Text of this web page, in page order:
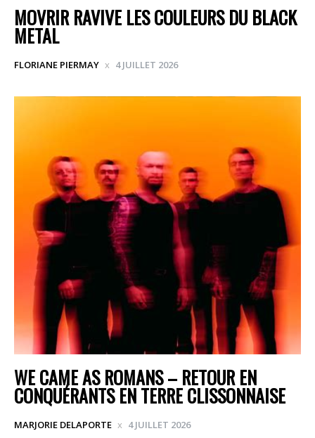
MOVRIR RAVIVE LES COULEURS DU BLACK
METAL
FLORIANE PIERMAY 4 JUILLET 2026
WE CAME AS ROMANS – RETOUR EN
CONQUÉRANTS EN TERRE CLISSONNAISE
MARJORIE DELAPORTE 4 JUILLET 2026